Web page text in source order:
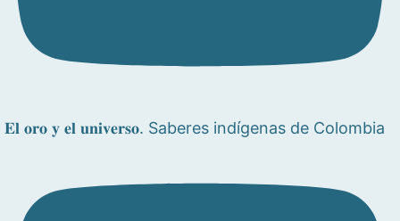
𝐄𝐥 𝐨𝐫𝐨 𝐲 𝐞𝐥 𝐮𝐧𝐢𝐯𝐞𝐫𝐬𝐨. Saberes indígenas de Colombia